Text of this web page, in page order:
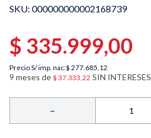
: 000000000002168739
$ 335.999,00
Precio S/ imp. nac:$ 277.685,12
9 meses de $ 37.333,22 SIN INTERESES
－
.
filtro
10. tostadora